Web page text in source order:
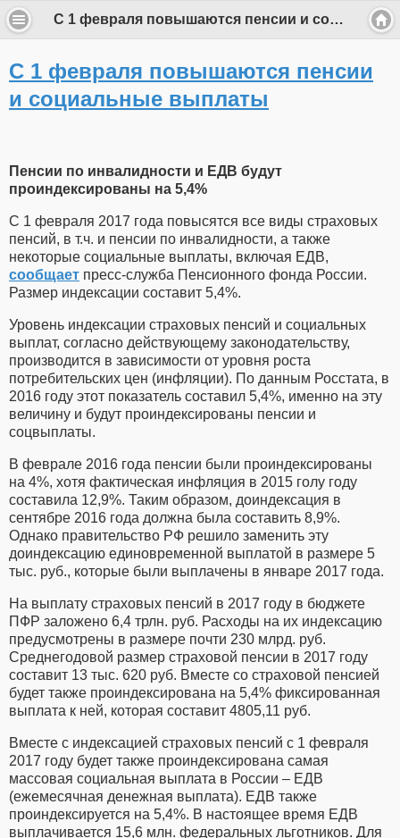
С 1 февраля повышаются пенсии и социальные выплаты
С 1 февраля повышаются пенсии
и социальные выплаты
Пенсии по инвалидности и ЕДВ будут
проиндексированы на 5,4%
С 1 февраля 2017 года повысятся все виды страховых
пенсий, в т.ч. и пенсии по инвалидности, а также
некоторые социальные выплаты, включая ЕДВ,
сообщает пресс-служба Пенсионного фонда России.
Размер индексации составит 5,4%.
Уровень индексации страховых пенсий и социальных
выплат, согласно действующему законодательству,
производится в зависимости от уровня роста
потребительских цен (инфляции). По данным Росстата, в
2016 году этот показатель составил 5,4%, именно на эту
величину и будут проиндексированы пенсии и
соцвыплаты.
В феврале 2016 года пенсии были проиндексированы
на 4%, хотя фактическая инфляция в 2015 голу году
составила 12,9%. Таким образом, доиндексация в
сентябре 2016 года должна была составить 8,9%.
Однако правительство РФ решило заменить эту
доиндексацию единовременной выплатой в размере 5
тыс. руб., которые были выплачены в январе 2017 года.
На выплату страховых пенсий в 2017 году в бюджете
ПФР заложено 6,4 трлн. руб. Расходы на их индексацию
предусмотрены в размере почти 230 млрд. руб.
Среднегодовой размер страховой пенсии в 2017 году
составит 13 тыс. 620 руб. Вместе со страховой пенсией
будет также проиндексирована на 5,4% фиксированная
выплата к ней, которая составит 4805,11 руб.
Вместе с индексацией страховых пенсий с 1 февраля
2017 году будет также проиндексирована самая
массовая социальная выплата в России – ЕДВ
(ежемесячная денежная выплата). ЕДВ также
проиндексируется на 5,4%. В настоящее время ЕДВ
выплачивается 15,6 млн. федеральных льготников. Для